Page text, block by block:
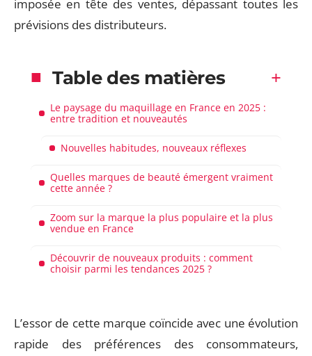
imposée en tête des ventes, dépassant toutes les
prévisions des distributeurs.
Table des matières
Le paysage du maquillage en France en 2025 :
entre tradition et nouveautés
Nouvelles habitudes, nouveaux réflexes
Quelles marques de beauté émergent vraiment
cette année ?
Zoom sur la marque la plus populaire et la plus
vendue en France
Découvrir de nouveaux produits : comment
choisir parmi les tendances 2025 ?
L’essor de cette marque coïncide avec une évolution
rapide des préférences des consommateurs,